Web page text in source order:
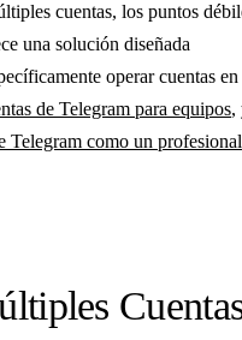
cuentas, los puntos
una solución diseñada
operar cuentas
de Telegram para equipos,
Telegram como un profesional